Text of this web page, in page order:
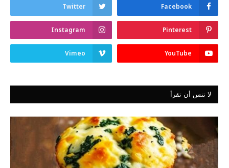
Facebook
Twitter
Pinterest
Instagram
YouTube
Vimeo
لا تنس أن تقرأ